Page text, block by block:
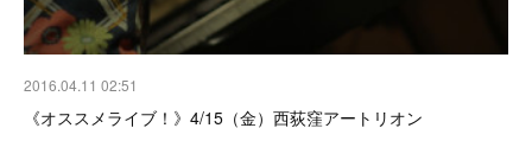
2016.04.11 02:51
《オススメライブ！》4/15（金）西荻窪アートリオン